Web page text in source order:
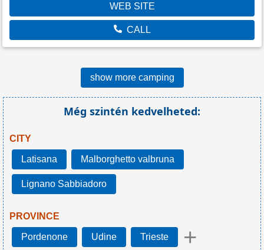
WEB SITE
CALL
show more camping
Még szintén kedvelheted:
CITY
Latisana Malborghetto valbruna
Lignano Sabbiadoro
PROVINCE
Pordenone Udine Trieste +